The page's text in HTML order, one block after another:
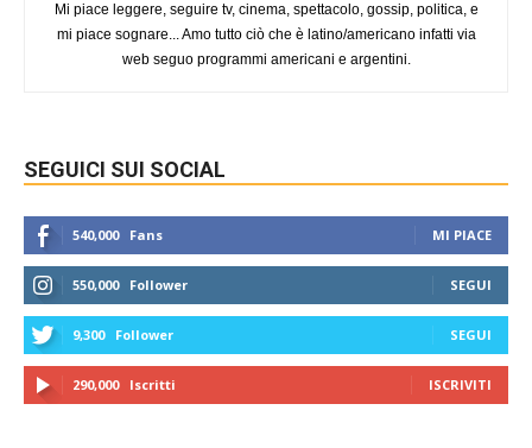
Mi piace leggere, seguire tv, cinema, spettacolo, gossip, politica, e
mi piace sognare... Amo tutto ciò che è latino/americano infatti via
web seguo programmi americani e argentini.
SEGUICI SUI SOCIAL
540,000 Fans MI PIACE
550,000 Follower SEGUI
9,300 Follower SEGUI
290,000 Iscritti ISCRIVITI